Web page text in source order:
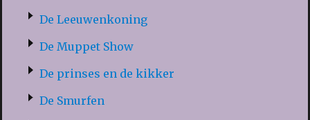
De Leeuwenkoning
De Muppet Show
De prinses en de kikker
De Smurfen